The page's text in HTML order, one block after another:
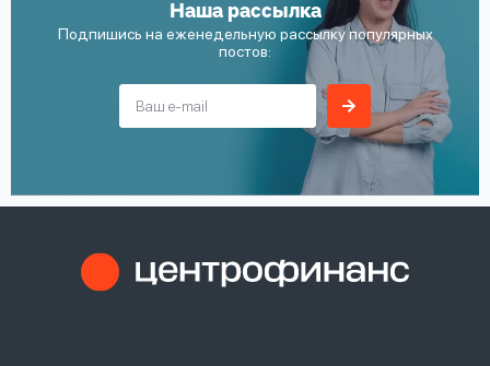
Наша рассылка
Подпишись на еженедельную рассылку популярных
постов: